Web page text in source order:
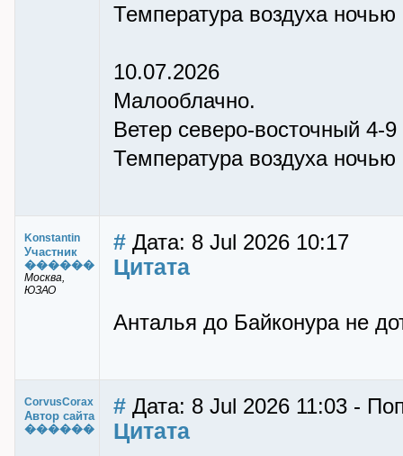
Температура воздуха
10.07.2026
Малооблачно.
Ветер северо-восточный 4-
Температура воздуха
Konstantin
Участник
������
Москва,
ЮЗАО
# Дата: 8 Jul 2026 10:17
Цитата
Анталья до Байконура не
CorvusCorax
Автор сайта
������
# Дата: 8 Jul 2026 11:03 -
Цитата